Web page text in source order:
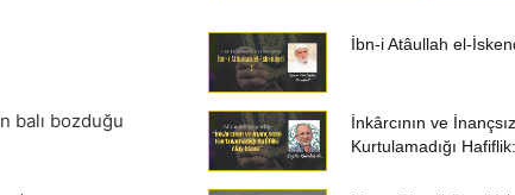
balı bozduğu
İbn-i Atâullah el-
İnkârcının ve
Kurtulamadığı